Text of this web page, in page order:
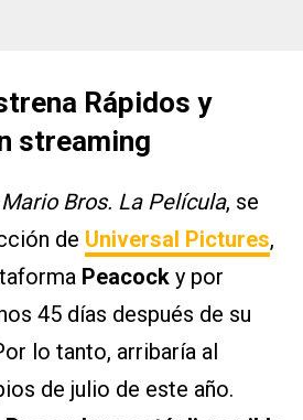
Rápidos y
streaming
Bros. La Película, se
de Universal Pictures,
Peacock y por
45 días después de su
lo tanto, arribaría al
de julio de este año.